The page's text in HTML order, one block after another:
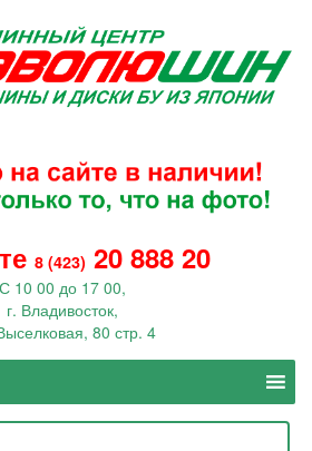
8 (423) 20 888 20
С 10 00 до 17 00,
г. Владивосток,
80 стр. 4